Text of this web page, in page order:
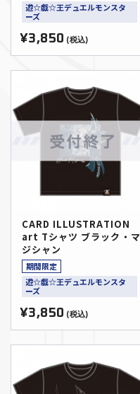
遊☆戯☆王デュエルモンスタ
ーズ
¥3,850 (税込)
CARD ILLUSTRATION
art Tシャツ ブラック・マ
ジシャン
期間限定
遊☆戯☆王デュエルモンスタ
ーズ
¥3,850 (税込)